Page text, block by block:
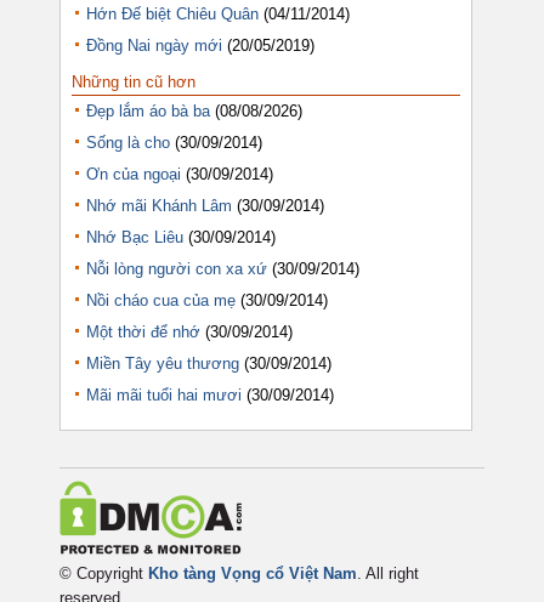
Hớn Đế biệt Chiêu Quân (04/11/2014)
Đồng Nai ngày mới (20/05/2019)
Những tin cũ hơn
Đẹp lắm áo bà ba (08/08/2026)
Sống là cho (30/09/2014)
Ơn của ngoại (30/09/2014)
Nhớ mãi Khánh Lâm (30/09/2014)
Nhớ Bạc Liêu (30/09/2014)
Nỗi lòng người con xa xứ (30/09/2014)
Nồi cháo cua của mẹ (30/09/2014)
Một thời để nhớ (30/09/2014)
Miền Tây yêu thương (30/09/2014)
Mãi mãi tuổi hai mươi (30/09/2014)
© Copyright Kho tàng Vọng cổ Việt Nam. All right
reserved.